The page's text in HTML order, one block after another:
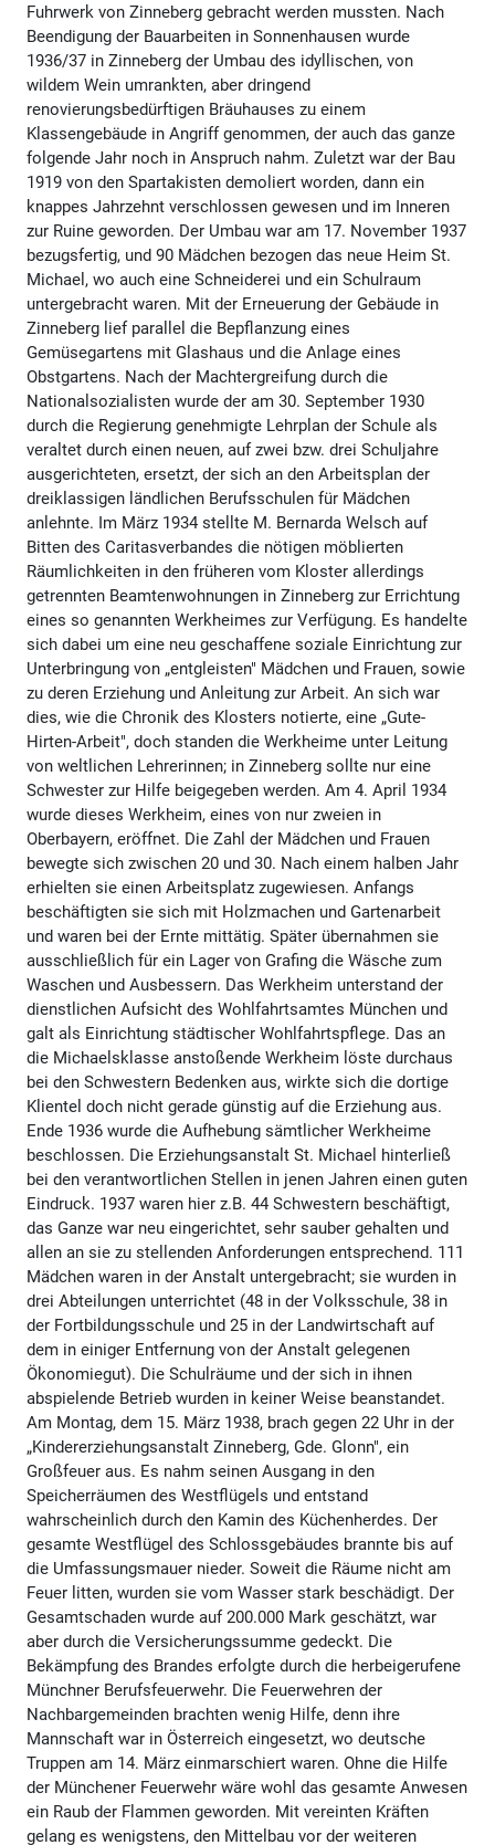
Fuhrwerk von Zinneberg gebracht werden mussten. Nach
Beendigung der Bauarbeiten in Sonnenhausen wurde
1936/37 in Zinneberg der Umbau des idyllischen, von
wildem Wein umrankten, aber dringend
renovierungsbedürftigen Bräuhauses zu einem
Klassengebäude in Angriff genommen, der auch das ganze
folgende Jahr noch in Anspruch nahm. Zuletzt war der Bau
1919 von den Spartakisten demoliert worden, dann ein
knappes Jahrzehnt verschlossen gewesen und im Inneren
zur Ruine geworden. Der Umbau war am 17. November 1937
bezugsfertig, und 90 Mädchen bezogen das neue Heim St.
Michael, wo auch eine Schneiderei und ein Schulraum
untergebracht waren. Mit der Erneuerung der Gebäude in
Zinneberg lief parallel die Bepflanzung eines
Gemüsegartens mit Glashaus und die Anlage eines
Obstgartens. Nach der Machtergreifung durch die
Nationalsozialisten wurde der am 30. September 1930
durch die Regierung genehmigte Lehrplan der Schule als
veraltet durch einen neuen, auf zwei bzw. drei Schuljahre
ausgerichteten, ersetzt, der sich an den Arbeitsplan der
dreiklassigen ländlichen Berufsschulen für Mädchen
anlehnte. Im März 1934 stellte M. Bernarda Welsch auf
Bitten des Caritasverbandes die nötigen möblierten
Räumlichkeiten in den früheren vom Kloster allerdings
getrennten Beamtenwohnungen in Zinneberg zur Errichtung
eines so genannten Werkheimes zur Verfügung. Es handelte
sich dabei um eine neu geschaffene soziale Einrichtung zur
Unterbringung von „entgleisten" Mädchen und Frauen, sowie
zu deren Erziehung und Anleitung zur Arbeit. An sich war
dies, wie die Chronik des Klosters notierte, eine „Gute-
Hirten-Arbeit", doch standen die Werkheime unter Leitung
von weltlichen Lehrerinnen; in Zinneberg sollte nur eine
Schwester zur Hilfe beigegeben werden. Am 4. April 1934
wurde dieses Werkheim, eines von nur zweien in
Oberbayern, eröffnet. Die Zahl der Mädchen und Frauen
bewegte sich zwischen 20 und 30. Nach einem halben Jahr
erhielten sie einen Arbeitsplatz zugewiesen. Anfangs
beschäftigten sie sich mit Holzmachen und Gartenarbeit
und waren bei der Ernte mittätig. Später übernahmen sie
ausschließlich für ein Lager von Grafing die Wäsche zum
Waschen und Ausbessern. Das Werkheim unterstand der
dienstlichen Aufsicht des Wohlfahrtsamtes München und
galt als Einrichtung städtischer Wohlfahrtspflege. Das an
die Michaelsklasse anstoßende Werkheim löste durchaus
bei den Schwestern Bedenken aus, wirkte sich die dortige
Klientel doch nicht gerade günstig auf die Erziehung aus.
Ende 1936 wurde die Aufhebung sämtlicher Werkheime
beschlossen. Die Erziehungsanstalt St. Michael hinterließ
bei den verantwortlichen Stellen in jenen Jahren einen guten
Eindruck. 1937 waren hier z.B. 44 Schwestern beschäftigt,
das Ganze war neu eingerichtet, sehr sauber gehalten und
allen an sie zu stellenden Anforderungen entsprechend. 111
Mädchen waren in der Anstalt untergebracht; sie wurden in
drei Abteilungen unterrichtet (48 in der Volksschule, 38 in
der Fortbildungsschule und 25 in der Landwirtschaft auf
dem in einiger Entfernung von der Anstalt gelegenen
Ökonomiegut). Die Schulräume und der sich in ihnen
abspielende Betrieb wurden in keiner Weise beanstandet.
Am Montag, dem 15. März 1938, brach gegen 22 Uhr in der
„Kindererziehungsanstalt Zinneberg, Gde. Glonn", ein
Großfeuer aus. Es nahm seinen Ausgang in den
Speicherräumen des Westflügels und entstand
wahrscheinlich durch den Kamin des Küchenherdes. Der
gesamte Westflügel des Schlossgebäudes brannte bis auf
die Umfassungsmauer nieder. Soweit die Räume nicht am
Feuer litten, wurden sie vom Wasser stark beschädigt. Der
Gesamtschaden wurde auf 200.000 Mark geschätzt, war
aber durch die Versicherungssumme gedeckt. Die
Bekämpfung des Brandes erfolgte durch die herbeigerufene
Münchner Berufsfeuerwehr. Die Feuerwehren der
Nachbargemeinden brachten wenig Hilfe, denn ihre
Mannschaft war in Österreich eingesetzt, wo deutsche
Truppen am 14. März einmarschiert waren. Ohne die Hilfe
der Münchener Feuerwehr wäre wohl das gesamte Anwesen
ein Raub der Flammen geworden. Mit vereinten Kräften
gelang es wenigstens, den Mittelbau vor der weiteren